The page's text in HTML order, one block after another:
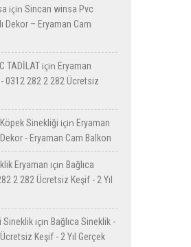
için Sincan winsa Pvc
Dekor – Eryaman Cam
TADİLAT için Eryaman
0312 282 2 282 Ücretsiz
Sinekliği için Eryaman
- Eryaman Cam Balkon
Eryaman için Bağlıca
2 282 Ücretsiz Keşif - 2 Yıl
Sineklik için Bağlıca Sineklik -
Keşif - 2 Yıl Gerçek